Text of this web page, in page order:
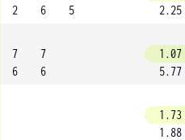
2
6
5
2.25
7
6
7
6
1.07
5.77
1.73
1.88